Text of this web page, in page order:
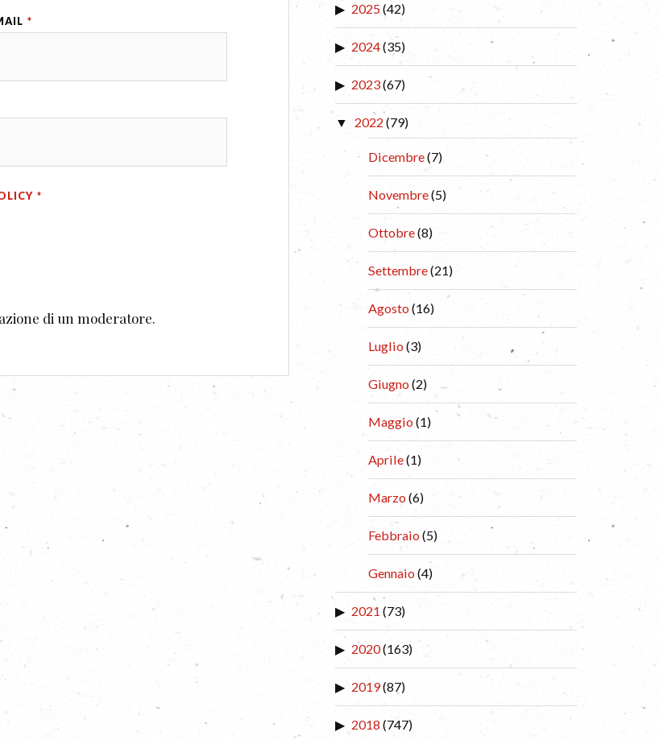
*
*
di un moderatore.
2025(42)
2024(35)
2023(67)
2022 (79)
Dicembre(7)
Novembre(5)
Ottobre(8)
Settembre(21)
Agosto(16)
Luglio(3)
Giugno(2)
Maggio(1)
Aprile(1)
Marzo(6)
Febbraio(5)
Gennaio(4)
2021 (73)
2020(163)
2019(87)
2018(747)